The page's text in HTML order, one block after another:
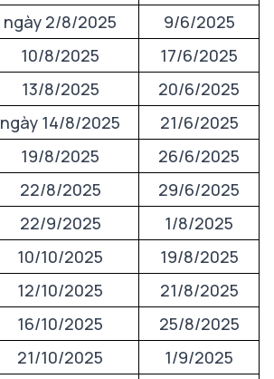
ngày 2/8/2025
9/6/2025
10/8/2025
17/6/2025
13/8/2025
20/6/2025
ngày 14/8/2025
21/6/2025
19/8/2025
26/6/2025
22/8/2025
29/6/2025
22/9/2025 1/8/2025
10/10/2025
19/8/2025
12/10/2025
21/8/2025
16/10/2025
25/8/2025
21/10/2025
1/9/2025